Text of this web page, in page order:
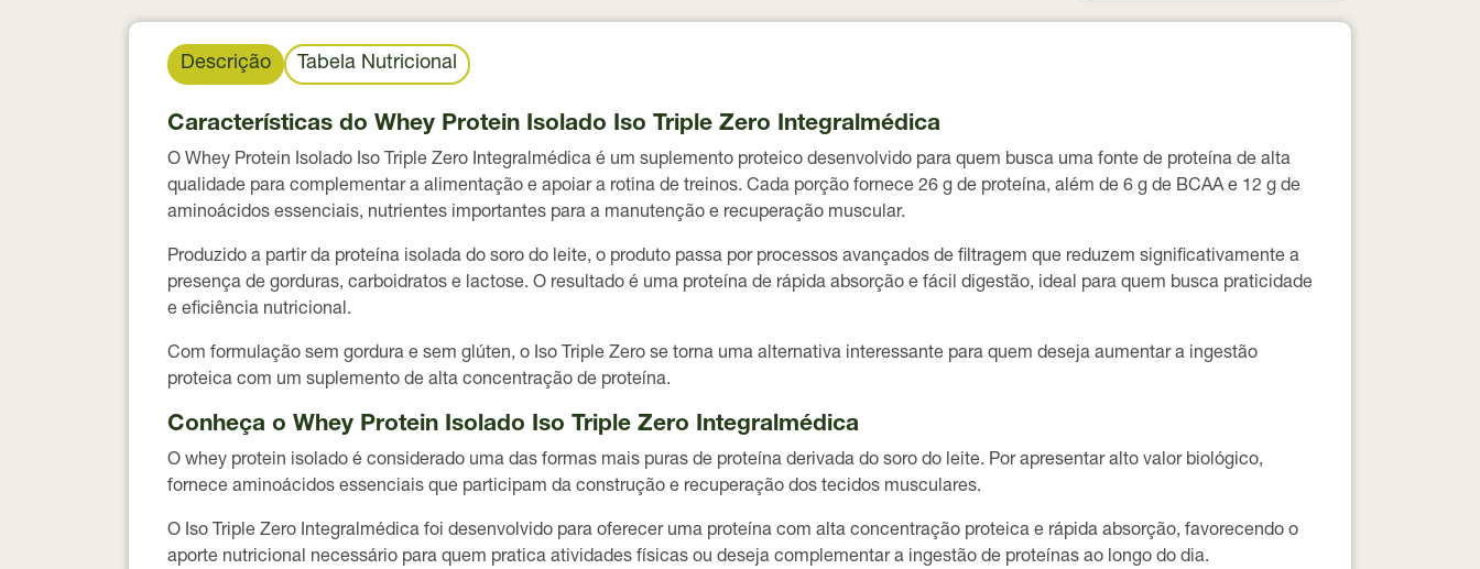
Descrição Tabela Nutricional
Características do Whey Protein Isolado Iso Triple Zero Integralmédica
O Whey Protein Isolado Iso Triple Zero Integralmédica é um suplemento proteico desenvolvido para quem busca uma fonte de proteína de alta
qualidade para complementar a alimentação e apoiar a rotina de treinos. Cada porção fornece 26 g de proteína, além de 6 g de BCAAe 12 g de
aminoácidos essenciais, nutrientes importantes para a manutenção e recuperação muscular.
Produzido a partir da proteína isolada do soro do leite, o produto passa por processos avançados de filtragem que reduzem significativamente a
presença de gorduras, carboidratos e lactose. O resultado é uma proteína de rápida absorção e fácil digestão, ideal para quem busca praticidade
e eficiência nutricional.
Com formulação sem gordura e sem glúten, o Iso Triple Zero se torna uma alternativa interessante para quem deseja aumentar a ingestão
proteica com um suplemento de alta concentração de proteína.
Conheça o Whey Protein Isolado Iso Triple Zero Integralmédica
O whey protein isolado é considerado uma das formas mais puras de proteína derivada do soro do leite. Por apresentaralto valor biológico,
fornece aminoácidos essenciais que participam da construção e recuperação dos tecidos musculares.
O Iso Triple Zero Integralmédica foi desenvolvido para oferecer uma proteína com alta concentração proteica e rápida absorção, favorecendo o
aporte nutricional necessário para quem pratica atividades físicas ou deseja complementar a ingestão de proteínas ao longo do dia.